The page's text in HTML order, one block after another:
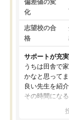
偏差値の変
化
志望校の合
格
サポートが充
うちは田舎で
かなと思って
良い先生を紹
その時間にな
を開いてzoom
た！5科目な